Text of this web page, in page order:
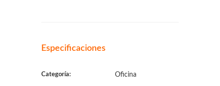
Especificaciones
Categoría: Oficina